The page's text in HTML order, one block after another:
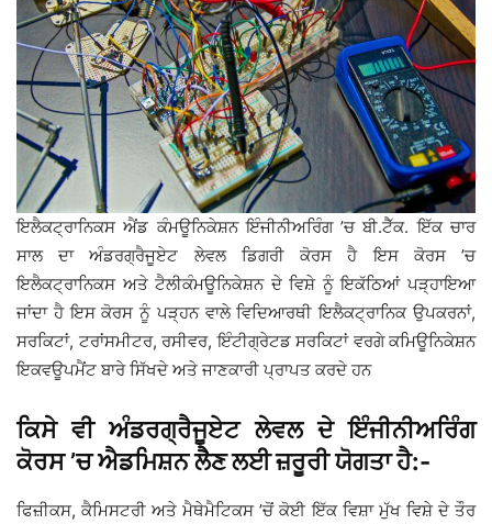
ਇਲੈਕਟ੍ਰਾਨਿਕਸ ਐਂਡ ਕੰਮਊਨਿਕੇਸ਼ਨ ਇੰਜੀਨੀਅਰਿੰਗ ’ਚ ਬੀ.ਟੈੱਕ. ਇੱਕ ਚਾਰ
ਸਾਲ ਦਾ ਅੰਡਰਗ੍ਰੈਜੂਏਟ ਲੇਵਲ ਡਿਗਰੀ ਕੋਰਸ ਹੈ ਇਸ ਕੋਰਸ ’ਚ
ਇਲੈਕਟ੍ਰਾਨਿਕਸ ਅਤੇ ਟੈਲੀਕੰਮਊਨਿਕੇਸ਼ਨ ਦੇ ਵਿਸ਼ੇ ਨੂੰ ਇਕੱਠਿਆਂ ਪੜ੍ਹਾਇਆ
ਜਾਂਦਾ ਹੈ ਇਸ ਕੋਰਸ ਨੂੰ ਪੜ੍ਹਨ ਵਾਲੇ ਵਿਦਿਆਰਥੀ ਇਲੈਕਟ੍ਰਾਨਿਕ ਉਪਕਰਨਾਂ,
ਸਰਕਿਟਾਂ, ਟਰਾਂਸਮੀਟਰ, ਰਸੀਵਰ, ਇੰਟੀਗ੍ਰੇਟਡ ਸਰਕਿਟਾਂ ਵਰਗੇ ਕਮਿਊਨਿਕੇਸ਼ਨ
ਇਕਵਊਪਮੈਂਟ ਬਾਰੇ ਸਿੱਖਦੇ ਅਤੇ ਜਾਣਕਾਰੀ ਪ੍ਰਾਪਤ ਕਰਦੇ ਹਨ
ਕਿਸੇ ਵੀ ਅੰਡਰਗ੍ਰੈਜੂਏਟ ਲੇਵਲ ਦੇ ਇੰਜੀਨੀਅਰਿੰਗ
ਕੋਰਸ ’ਚ ਐਡਮਿਸ਼ਨ ਲੈੈਣ ਲਈ ਜ਼ਰੂਰੀ ਯੋਗਤਾ ਹੈ:-
ਫਿਜ਼ੀਕਸ, ਕੈਮਿਸਟਰੀ ਅਤੇ ਮੈਥੇਮੈਟਿਕਸ ’ਚੋਂ ਕੋਈ ਇੱਕ ਵਿਸ਼ਾ ਮੁੱਖ ਵਿਸ਼ੇ ਦੇ ਤੌਰ